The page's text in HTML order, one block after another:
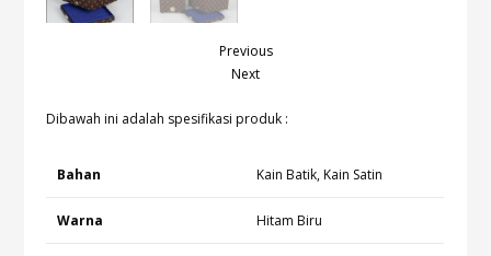
Previous
Next
Dibawah ini adalah spesifikasi produk :
Bahan Kain Batik, Kain Satin
Warna Hitam Biru